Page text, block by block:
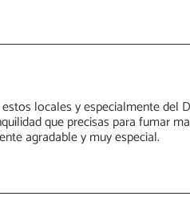
locales y especialmente del
que precisas para fumar
agradable y muy especial.